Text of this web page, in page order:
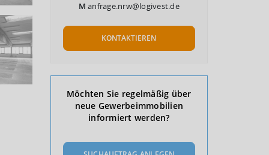
Manfrage.nrw@logivest.de
KONTAKTIEREN
Möchten Sie regelmäßig über
neue Gewerbeimmobilien
informiert werden?